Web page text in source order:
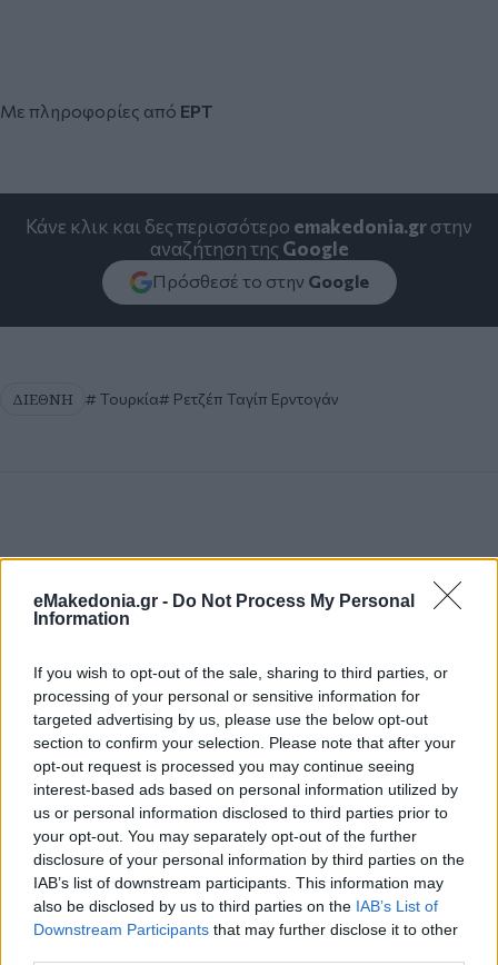
eMakedonia.gr - Do Not Process My Personal
Information
If you wish to opt-out of the sale, sharing to third parties, or
processing of your personal or sensitive information for
targeted advertising by us, please use the below opt-out
section to confirm your selection. Please note that after your
opt-out request is processed you may continue seeing
interest-based ads based on personal information utilized by
us or personal information disclosed to third parties prior to
your opt-out. You may separately opt-out of the further
disclosure of your personal information by third parties on the
IAB’s list of downstream participants. This information may
also be disclosed by us to third parties on the IAB’s List of
Downstream Participants that may further disclose it to other
Με πληροφορίες από ΕΡΤ
Κάνε κλικ και δες περισσότερο emakedonia.grστην
αναζήτηση της Google
Πρόσθεσέ το στην Google
ΔΙΕΘΝΗ Τουρκία Ρετζέπ Ταγίπ Ερντογάν